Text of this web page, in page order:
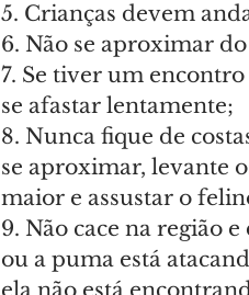
5. Crianças devem
6. Não se aproximar
7. Se tiver um
se afastar lentamente;
8. Nunca fique de
se aproximar, levante
maior e assustar o
9. Não cace na região
ou a puma está